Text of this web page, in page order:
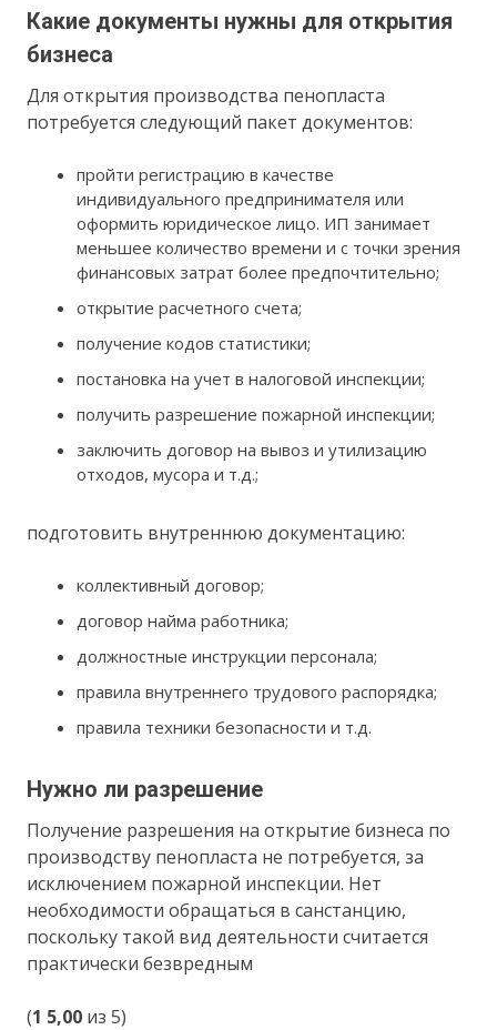
Какие документы нужны для открытия
бизнеса
Для открытия производства пенопласта
потребуется следующий пакет документов:
пройти регистрацию в качестве
индивидуального предпринимателя или
оформить юридическое лицо. ИП занимает
меньшее количество времени и с точки зрения
финансовых затрат более предпочтительно;
открытие расчетного счета;
получение кодов статистики;
постановка на учет в налоговой инспекции;
получить разрешение пожарной инспекции;
заключить договор на вывоз и утилизацию
отходов, мусора и т.д.;
подготовить внутреннюю документацию:
коллективный договор;
договор найма работника;
должностные инструкции персонала;
правила внутреннего трудового распорядка;
правила техники безопасности и т.д.
Нужно ли разрешение
Получение разрешения на открытие бизнеса по
производству пенопласта не потребуется, за
исключением пожарной инспекции. Нет
необходимости обращаться в санстанцию,
поскольку такой вид деятельности считается
практически безвредным
(1 5,00 из 5)